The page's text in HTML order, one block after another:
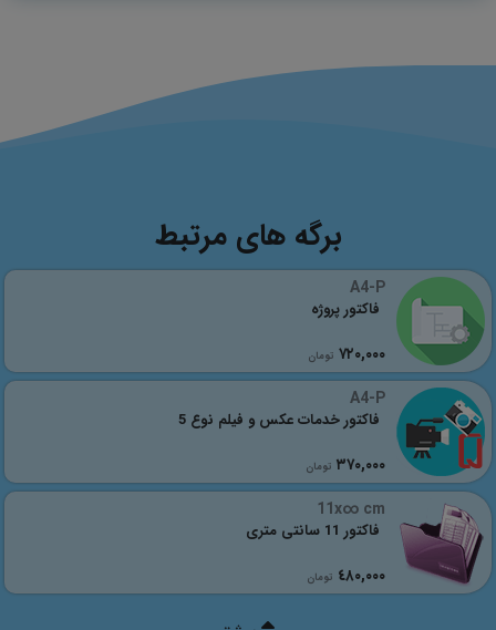
برگه های مرتبط
A4-P
٧٢٠,٠٠٠ تومان
فاکتور پروژه
A4-P
٣٧٠,٠٠٠ تومان
فاکتور خدمات عکس و فیلم نوع 5
11x∞ cm
٤٨٠,٠٠٠ تومان
فاکتور 11 سانتی متری